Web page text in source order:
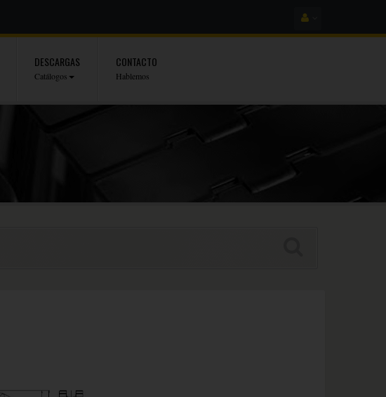
DESCARGAS
Catálogos
CONTACTO
Hablemos